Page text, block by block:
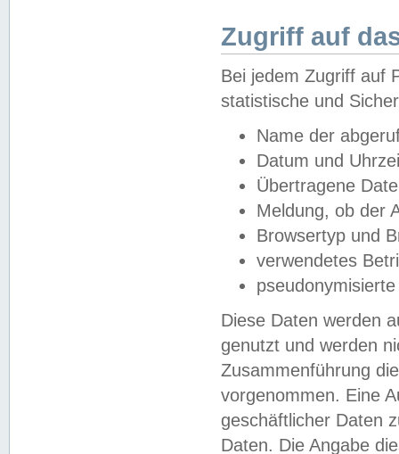
Zugriff auf
Bei jedem Zugriff auf
statistische und
Name der
Datum und
Übertragene
Meldung, ob der
Browsertyp und
verwendetes
Diese Daten werden
genutzt und werden
Zusammenführung
vorgenommen. Eine
geschäftlicher Daten
Daten. Die Angabe